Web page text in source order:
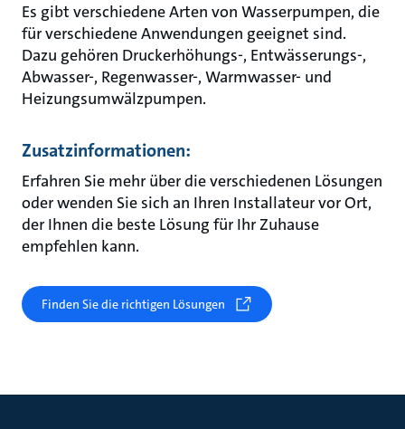
Es gibt verschiedene Arten von Wasserpumpen, die
für verschiedene Anwendungen geeignet sind.
Dazu gehören Druckerhöhungs-, Entwässerungs-,
Abwasser-, Regenwasser-, Warmwasser- und
Heizungsumwälzpumpen.
Zusatzinformationen:
Erfahren Sie mehr über die verschiedenen Lösungen
oder wenden Sie sich an Ihren Installateur vor Ort,
der Ihnen die beste Lösung für Ihr Zuhause
empfehlen kann.
Finden Sie die richtigen Lösungen